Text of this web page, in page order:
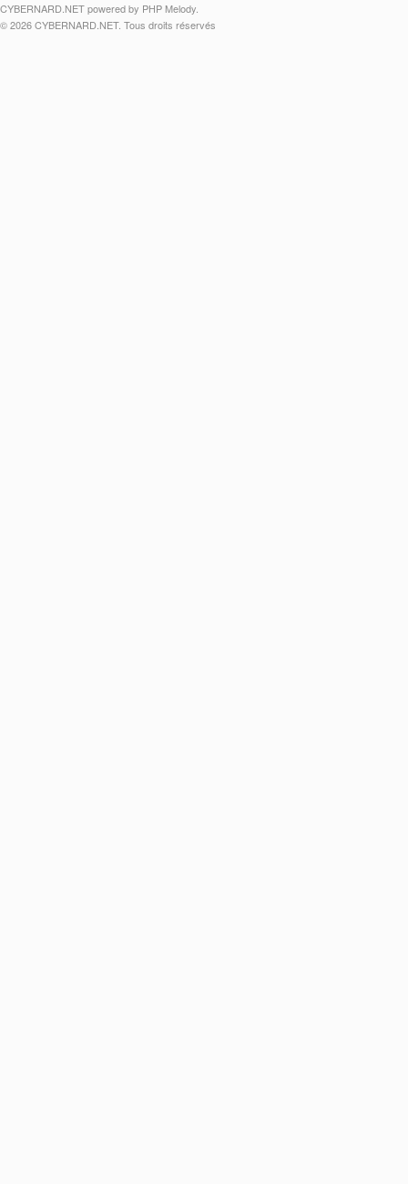
CYBERNARD.NET powered by PHP Melody.
© 2026 CYBERNARD.NET. Tous droits réservés